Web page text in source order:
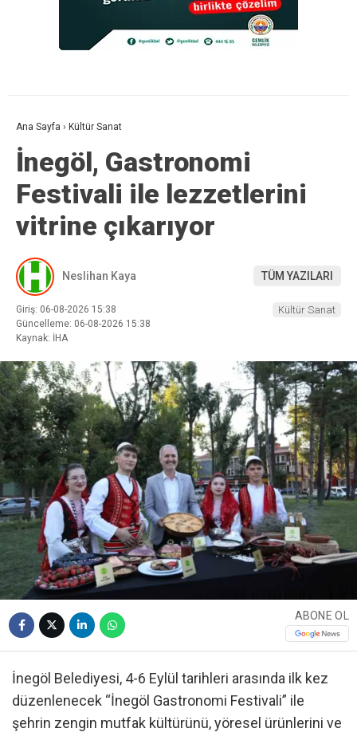
Ana Sayfa › Kültür Sanat
İnegöl, Gastronomi
Festivali ile lezzetlerini
vitrine çıkarıyor
Neslihan Kaya TÜM YAZILARI
Giriş: 06-08-2026 15:38
Güncelleme: 06-08-2026 15:38
Kaynak: İHA
Kültür Sanat
ABONE OL
İnegöl Belediyesi, 4-6 Eylül tarihleri arasında ilk kez
düzenlenecek “İnegöl Gastronomi Festivali” ile
şehrin zengin mutfak kültürünü, yöresel ürünlerini ve